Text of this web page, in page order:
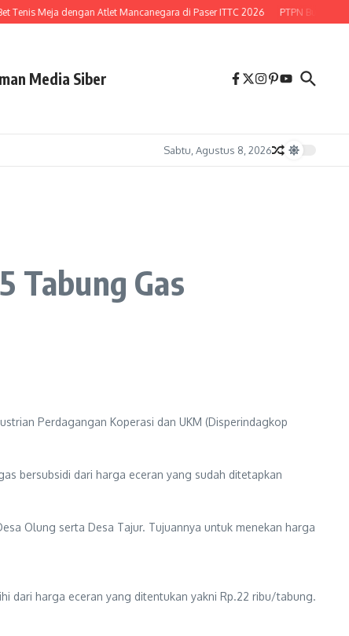
Tenis Meja dengan Atlet Mancanegara di Paser ITTC 2026 PTPN Buka
Media Siber
Sabtu, Agustus 8, 2026
Tabung Gas
Perdagangan Koperasi dan UKM (Disperindagkop
bersubsidi dari harga eceran yang sudah ditetapkan
Olung serta Desa Tajur. Tujuannya untuk menekan harga
dari harga eceran yang ditentukan yakni Rp.22 ribu/tabung.